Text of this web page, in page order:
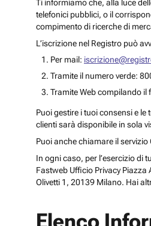
Ti informiamo che, alla luce
telefonici pubblici, o il
compimento di ricerche di
L’iscrizione nel Registro può
Per mail:
Tramite il numero verde:
Tramite Web compilando il
Puoi gestire i tuoi consensi e
clienti sarà disponibile in sola
Puoi anche chiamare il
In ogni caso, per l’esercizio di
Fastweb Ufficio Privacy
Olivetti 1, 20139 Milano. Hai